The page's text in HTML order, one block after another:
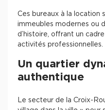
Ces bureaux à la location
immeubles modernes ou
d’histoire, offrant un
activités professionnelles.
Un quartier
authentique
Le secteur de la Croix-